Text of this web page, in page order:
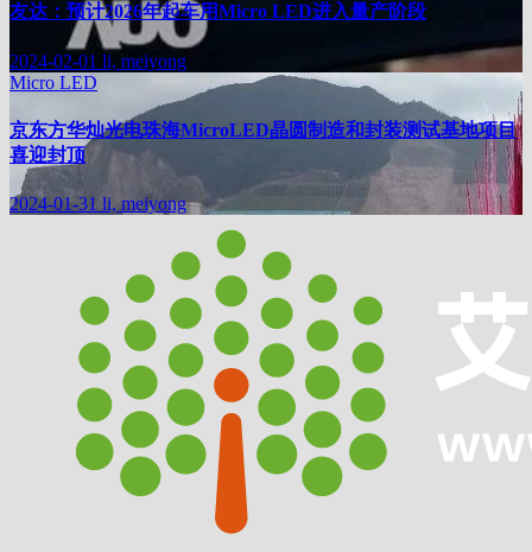
友达：预计2026年起车用Micro LED进入量产阶段
2024-02-01 li, meiyong
Micro LED
京东方华灿光电珠海MicroLED晶圆制造和封装测试基地项目
喜迎封顶
2024-01-31 li, meiyong